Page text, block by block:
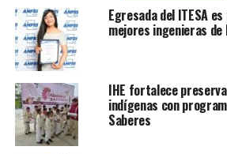
Egresada del ITESA
mejores ingenieras de
IHE fortalece
indígenas con
Saberes